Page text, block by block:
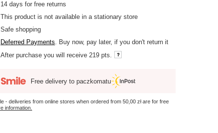
14 days for free returns
This product is not available in a stationary store
Safe shopping
Deferred Payments. Buy now, pay later, if you don't return it
After purchase you will receive 219 pts.
Free delivery to paczkomatu
- deliveries from online stores when ordered from50,00 złare for free
information.